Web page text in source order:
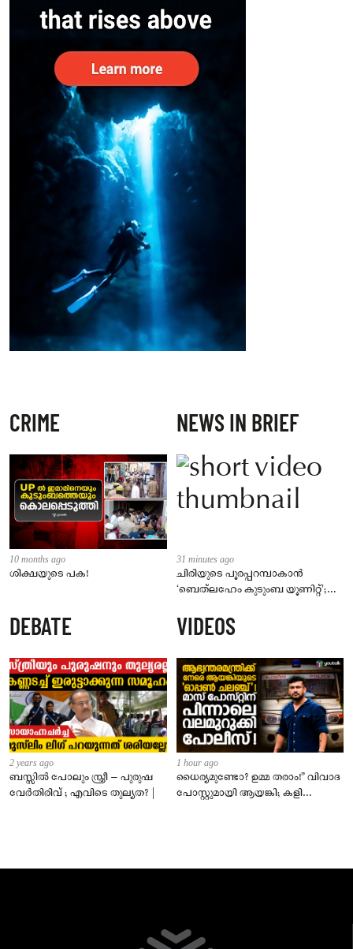
CRIME
10 months ago
ശിക്ഷയുടെ പക!
NEWS IN BRIEF
31 minutes ago
ചിരിയുടെ പൂരപ്പറമ്പാകാൻ
‘ബെത്‌ലഹേം കുടുംബ യൂണിറ്റ്’;
DEBATE
2 years ago
ബസ്സിൽ പോലും സ്ത്രീ – പുരുഷ
വേർതിരിവ് ; എവിടെ തുല്യത? |
VIDEOS
1 hour ago
ധൈര്യമുണ്ടോ? ഉമ്മ തരാം!” വിവാദ
പോസ്റ്റുമായി ആയങ്കി; കളി